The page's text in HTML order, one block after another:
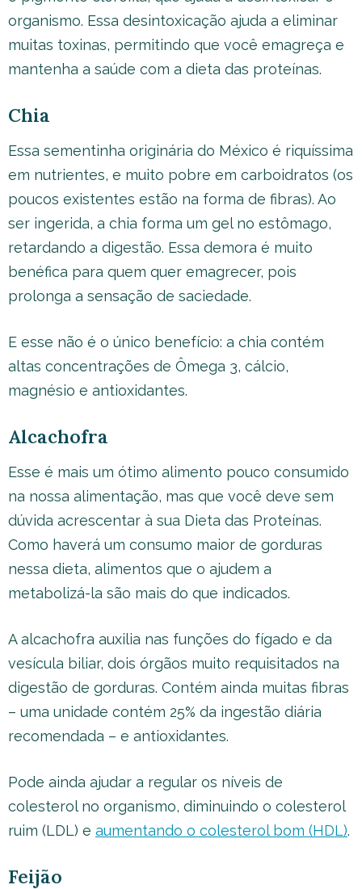
organismo. Essa desintoxicação ajuda a eliminar
muitas toxinas, permitindo que você emagreça e
mantenha a saúde com a dieta das proteínas.
Chia
Essa sementinha originária do México é riquíssima
em nutrientes, e muito pobre em carboidratos (os
poucos existentes estão na forma de fibras). Ao
ser ingerida, a chia forma um gel no estômago,
retardando a digestão. Essa demora é muito
benéfica para quem quer emagrecer, pois
prolonga a sensação de saciedade.
E esse não é o único benefício: a chia contém
altas concentrações de Ômega 3, cálcio,
magnésio e antioxidantes.
Alcachofra
Esse é mais um ótimo alimento pouco consumido
na nossa alimentação, mas que você deve sem
dúvida acrescentar à sua Dieta das Proteínas.
Como haverá um consumo maior de gorduras
nessa dieta, alimentos que o ajudem a
metabolizá-la são mais do que indicados.
A alcachofra auxilia nas funções do fígado e da
vesícula biliar, dois órgãos muito requisitados na
digestão de gorduras. Contém ainda muitas fibras
– uma unidade contém 25% da ingestão diária
recomendada – e antioxidantes.
Pode ainda ajudar a regular os níveis de
colesterol no organismo, diminuindo o colesterol
ruim (LDL) e aumentando o colesterol bom (HDL).
Feijão